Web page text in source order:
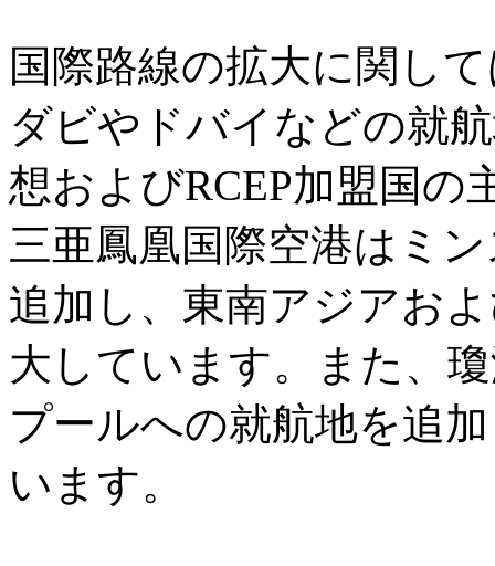
国際路線の拡大に関し
ダビやドバイなどの就
想およびRCEP加盟国の
三亜鳳凰国際空港はミ
追加し、東南アジアお
大しています。また、
プールへの就航地を追
います。